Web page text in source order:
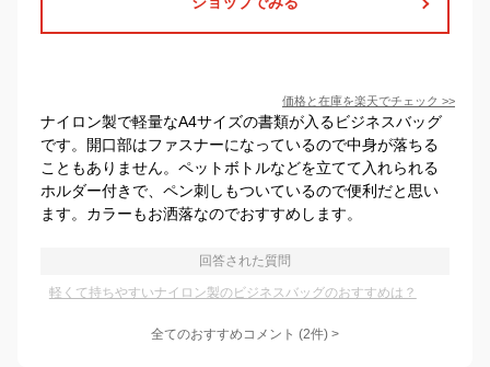
価格と在庫を楽天でチェック >>
ナイロン製で軽量なA4サイズの書類が入るビジネスバッグ
です。開口部はファスナーになっているので中身が落ちる
こともありません。ペットボトルなどを立てて入れられる
ホルダー付きで、ペン刺しもついているので便利だと思い
ます。カラーもお洒落なのでおすすめします。
回答された質問
軽くて持ちやすいナイロン製のビジネスバッグのおすすめは？
全てのおすすめコメント (2件) >